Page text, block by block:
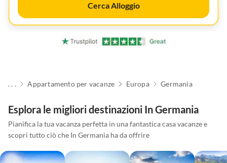
Cerca Alloggio
. . . Appartamento per vacanze Europa Germania
Esplora le migliori destinazioni In Germania
Pianifica la tua vacanza perfetta in una fantastica casa vacanze e
scopri tutto ciò che In Germania ha da offrire